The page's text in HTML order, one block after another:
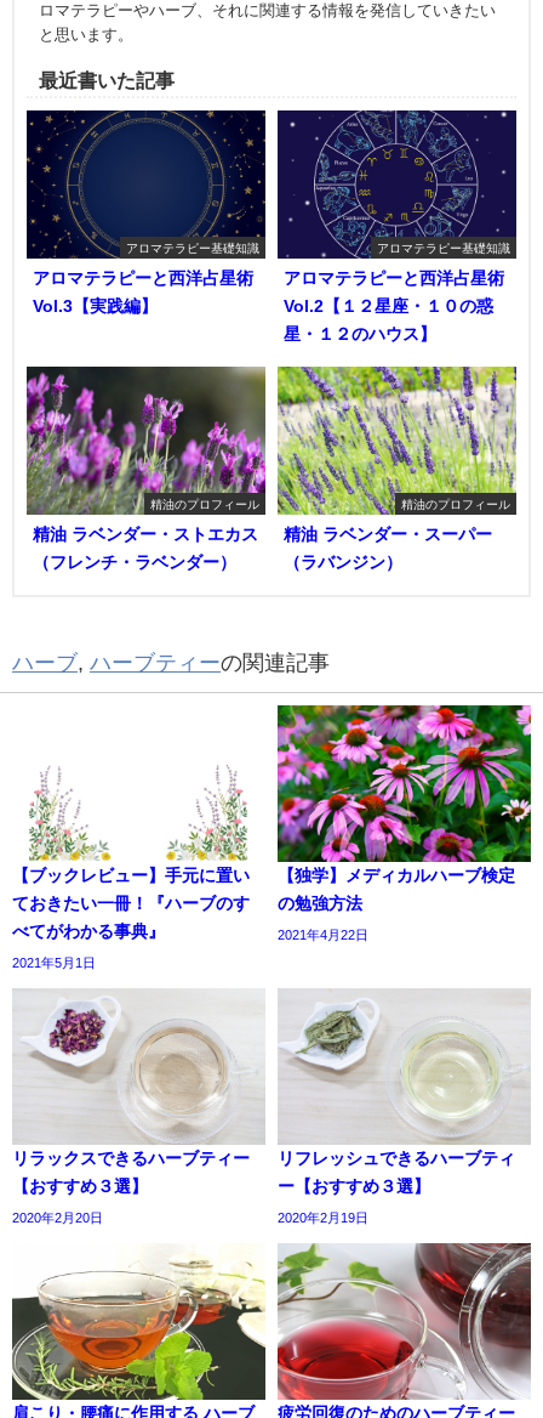
ロマテラピーやハーブ、それに関連する情報を発信していきたい
と思います。
最近書いた記事
アロマテラピー基礎知識
アロマテラピーと西洋占星術
Vol.3【実践編】
アロマテラピー基礎知識
アロマテラピーと西洋占星術
Vol.2【１２星座・１０の惑
星・１２のハウス】
精油のプロフィール
精油 ラベンダー・ストエカス
（フレンチ・ラベンダー）
精油のプロフィール
精油 ラベンダー・スーパー
（ラバンジン）
ハーブ ハーブティーの関連記事
【ブックレビュー】手元に置い
ておきたい一冊！『ハーブのす
べてがわかる事典』
2021年5月1日
【独学】メディカルハーブ検定
の勉強方法
2021年4月22日
リラックスできるハーブティー
【おすすめ３選】
2020年2月20日
リフレッシュできるハーブティ
ー【おすすめ３選】
2020年2月19日
肩こり・腰痛に作用する ハーブ
疲労回復のためのハーブティー